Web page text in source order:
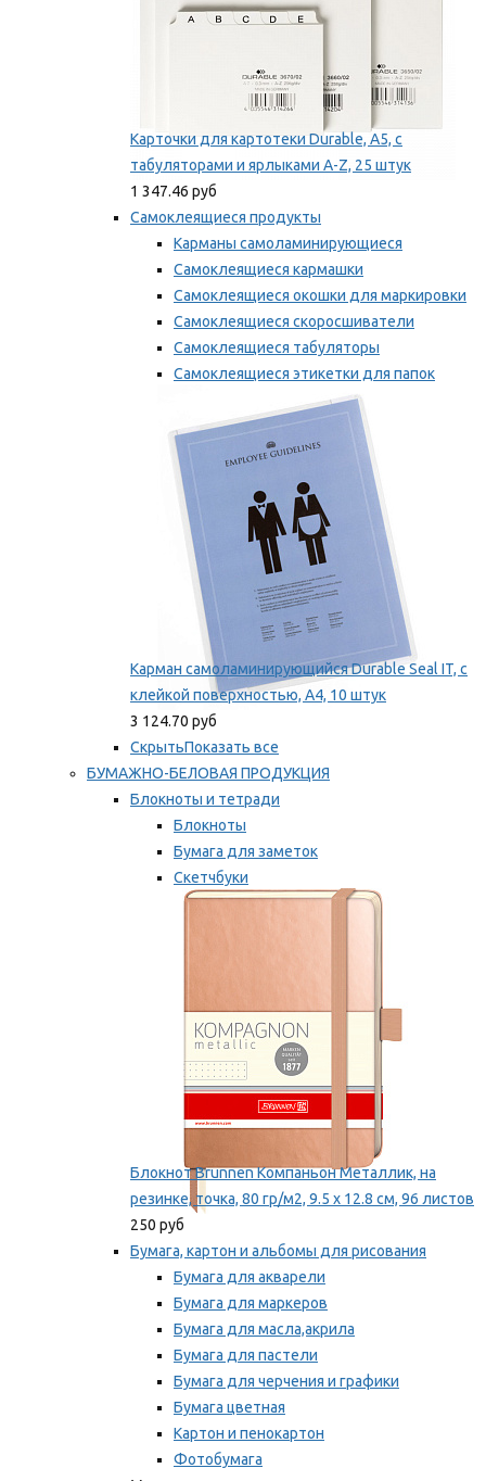
Карточки для картотеки Durable, A5, с
табуляторами и ярлыками A-Z, 25 штук
1 347.46 руб
Самоклеящиеся продукты
Карманы самоламинирующиеся
Самоклеящиеся кармашки
Самоклеящиеся окошки для маркировки
Самоклеящиеся скоросшиватели
Самоклеящиеся табуляторы
Самоклеящиеся этикетки для папок
Таблички для маркировки
Мы рекомендуем
Карман самоламинирующийся Durable Seal IT, с
клейкой поверхностью, A4, 10 штук
3 124.70 руб
СкрытьПоказать все
БУМАЖНО-БЕЛОВАЯ ПРОДУКЦИЯ
Блокноты и тетради
Блокноты
Бумага для заметок
Скетчбуки
Тетради
Блокнот Brunnen Компаньон Металлик, на
резинке, точка, 80 гр/м2, 9.5 х 12.8 см, 96 листов
250 руб
Бумага, картон и альбомы для рисования
Бумага для акварели
Бумага для маркеров
Бумага для масла,акрила
Бумага для пастели
Бумага для черчения и графики
Бумага цветная
Картон и пенокартон
Фотобумага